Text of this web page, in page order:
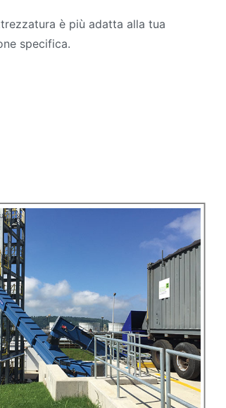
è più adatta alla tua
specifica.